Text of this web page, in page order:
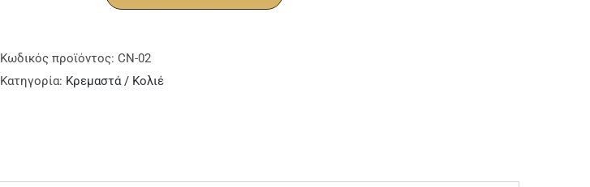
Κωδικός προϊόντος: CN-02
Κατηγορία: Κρεμαστά / Κολιέ